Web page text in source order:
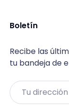
Boletín
Recibe las
tu bandeja de
Email